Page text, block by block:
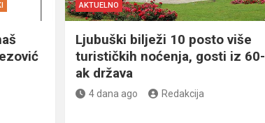
AKTUELNO
Ljubuški bilježi 10 posto više
turističkih noćenja, gosti iz 60-
ak država
4 dana ago Redakcija